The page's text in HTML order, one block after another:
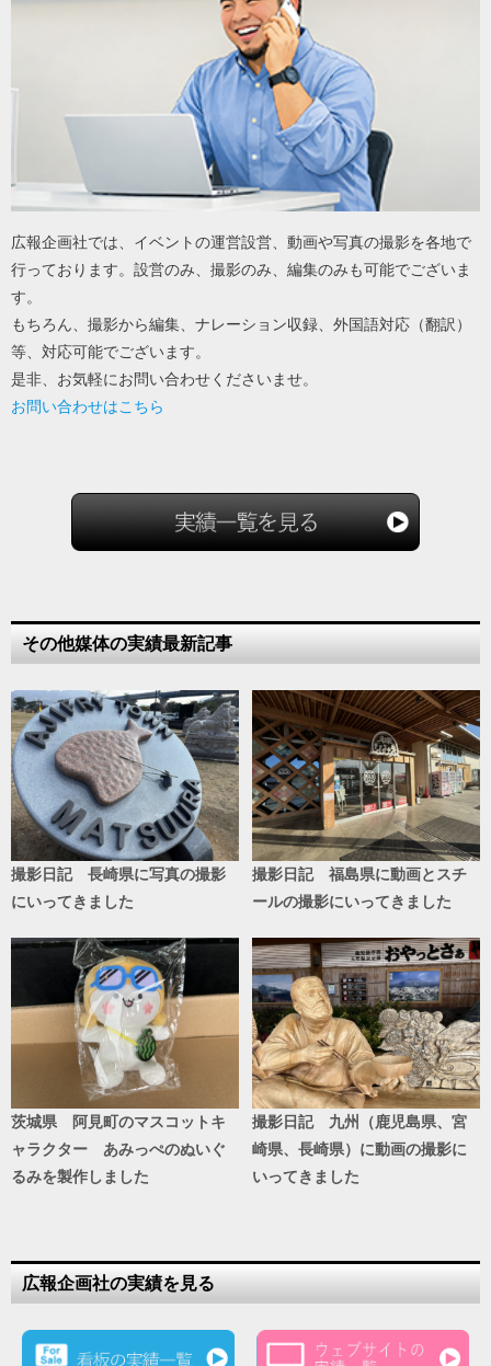
広報企画社では、イベントの運営設営、動画や写真の撮影を各地で
行っております。設営のみ、撮影のみ、編集のみも可能でございま
す。
もちろん、撮影から編集、ナレーション収録、外国語対応（翻訳）
等、対応可能でございます。
是非、お気軽にお問い合わせくださいませ。
お問い合わせはこちら
その他媒体の実績最新記事
撮影日記 長崎県に写真の撮影
にいってきました
撮影日記 福島県に動画とスチ
ールの撮影にいってきました
茨城県 阿見町のマスコットキ
ャラクター あみっぺのぬいぐ
るみを製作しました
撮影日記 九州（鹿児島県、宮
崎県、長崎県）に動画の撮影に
いってきました
広報企画社の実績を見る